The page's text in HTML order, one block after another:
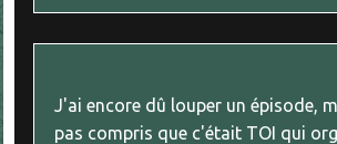
J'ai encore dû louper un épisode,
pas compris que c'était TOI qui